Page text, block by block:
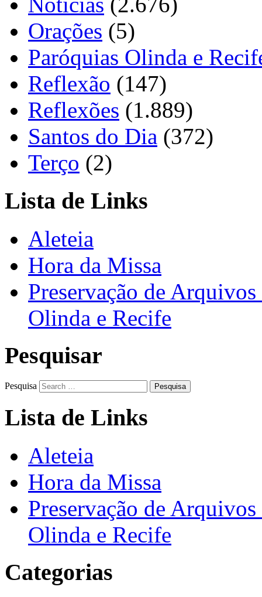
Orações (5)
Paróquias Olinda e
Reflexão (147)
Reflexões (1.889)
Santos do Dia (372)
Terço (2)
Lista de Links
Aleteia
Hora da Missa
Preservação de
Olinda e Recife
Pesquisar
Pesquisa
Lista de Links
Aleteia
Hora da Missa
Preservação de
Olinda e Recife
Categorias